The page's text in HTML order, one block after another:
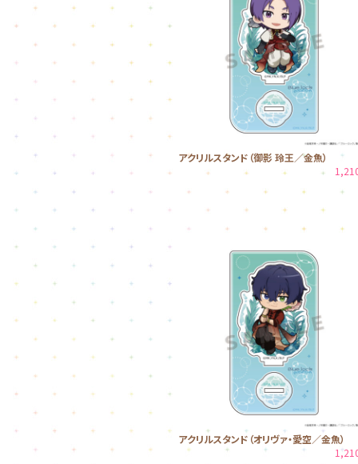
アクリルスタンド（御影 玲王／金魚）
アクリルスタンド（オリヴァ・愛空／金魚）